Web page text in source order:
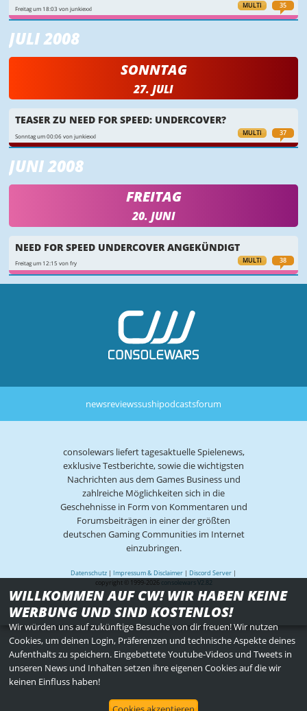
MULTI 35
Freitag um 18:03 von junkiexxl
JULI 2008
SONNTAG
27. JULI
MULTI 37
TEASER ZU NEED FOR SPEED: UNDERCOVER?
Sonntag um 00:06 von junkiexxl
JUNI 2008
FREITAG
20. JUNI
MULTI 38
NEED FOR SPEED UNDERCOVER ANGEKÜNDIGT
Freitag um 12:15 von fry
newsreviewssushipodcastsforum
consolewars liefert tagesaktuelle Spielenews,
exklusive Testberichte, sowie die wichtigsten
Nachrichten aus dem Games Business und
zahlreiche Möglichkeiten sich in die
Geschehnisse in Form von Kommentaren und
Forumsbeiträgen in einer der größten
deutschen Gaming Communities im Internet
einzubringen.
Datenschutz | Impressum & Disclaimer | Discord Server |
copyright © 1999-2026
consolewars V2.82
WILLKOMMEN AUF CW! WIR HABEN KEINE
WERBUNG UND SIND KOSTENLOS!
Wir würden uns auf zukünftige Besuche von dir freuen! Wir nutzen
Cookies, um deinen Login, Präferenzen und technische Aspekte deines
Aufenthalts zu speichern. Eingebettete Youtube-Videos und Tweets in
unseren News und Inhalten setzen ihre eigenen Cookies auf die wir
keinen Einfluss haben!